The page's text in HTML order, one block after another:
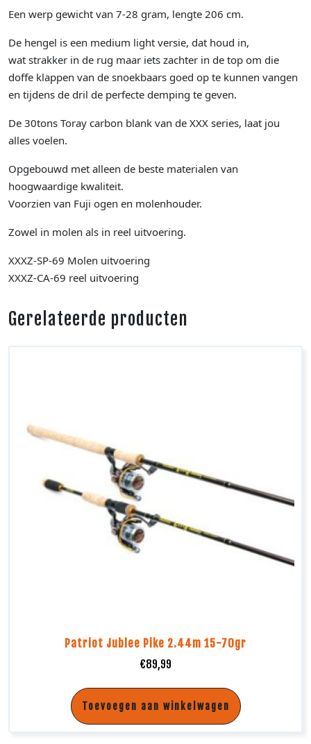
Een werp gewicht van 7-28 gram, lengte 206 cm.
De hengel is een medium light versie, dat houd in,
wat strakker in de rug maar iets zachter in de top om die
doffe klappen van de snoekbaars goed op te kunnen vangen
en tijdens de dril de perfecte demping te geven.
De 30tons Toray carbon blank van de XXX series, laat jou
alles voelen.
Opgebouwd met alleen de beste materialen van
hoogwaardige kwaliteit.
Voorzien van Fuji ogen en molenhouder.
Zowel in molen als in reel uitvoering.
XXXZ-SP-69 Molen uitvoering
XXXZ-CA-69 reel uitvoering
Gerelateerde producten
Patriot Jublee Pike 2.44m 15-70gr
€89,99
Toevoegen aan winkelwagen